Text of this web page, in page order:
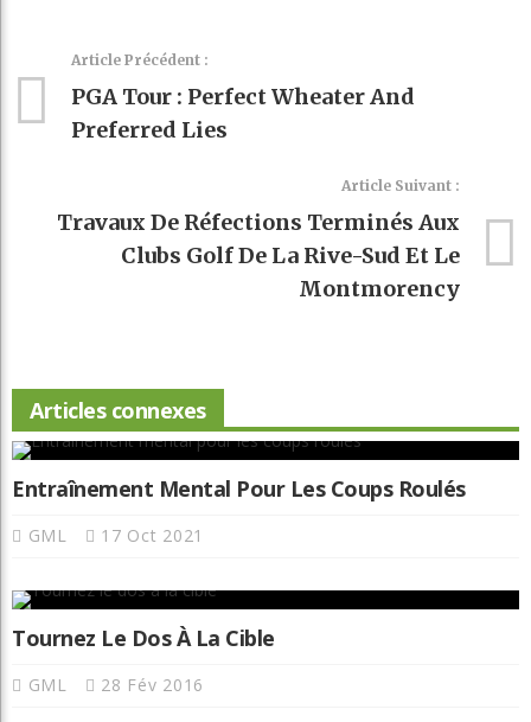
Article Précédent :
PGA Tour : Perfect Wheater And
Preferred Lies
Article Suivant :
Travaux De Réfections Terminés Aux
Clubs Golf De La Rive-Sud Et Le
Montmorency
Articles connexes
Entraînement Mental Pour Les Coups Roulés
GML 17 Oct 2021
Tournez Le Dos À La Cible
GML 28 Fév 2016